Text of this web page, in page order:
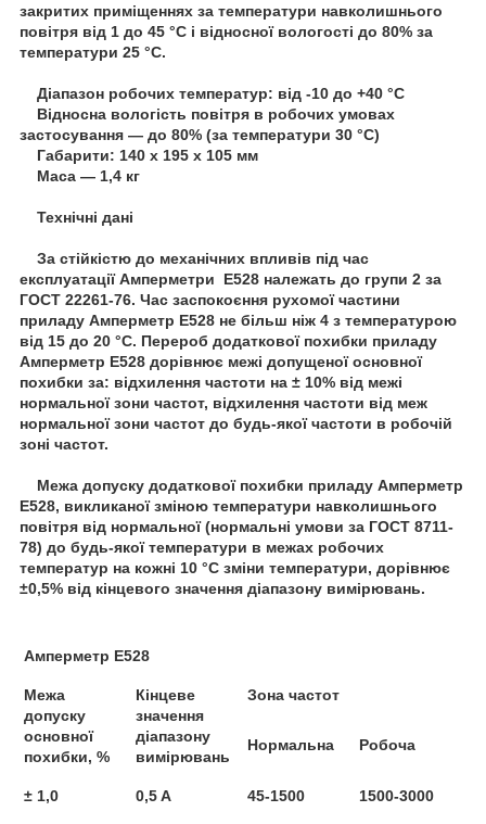
закритих приміщеннях за температури навколишнього
повітря від 1 до 45 °C і відносної вологості до 80% за
температури 25 °C.
Діапазон робочих температур: від -10 до +40 °C
Відносна вологість повітря в робочих умовах
застосування — до 80% (за температури 30 °C)
Габарити: 140 х 195 х 105 мм
Маса — 1,4 кг
Технічні дані
За стійкістю до механічних впливів під час
експлуатації Амперметри Е528 належать до групи 2 за
ГОСТ 22261-76. Час заспокоєння рухомої частини
приладу Амперметр Е528 не більш ніж 4 з температурою
від 15 до 20 °C. Перероб додаткової похибки приладу
Амперметр Е528 дорівнює межі допущеної основної
похибки за: відхилення частоти на ± 10% від межі
нормальної зони частот, відхилення частоти від меж
нормальної зони частот до будь-якої частоти в робочій
зоні частот.
Межа допуску додаткової похибки приладу Амперметр
Е528, викликаної зміною температури навколишнього
повітря від нормальної (нормальні умови за ГОСТ 8711-
78) до будь-якої температури в межах робочих
температур на кожні 10 °C зміни температури, дорівнює
±0,5% від кінцевого значення діапазону вимірювань.
Амперметр Е528
Межа
допуску
основної
похибки, %
Кінцеве
значення
діапазону
вимірювань
Зона частот
Нормальна Робоча
± 1,0 0,5 A 45-1500 1500-3000